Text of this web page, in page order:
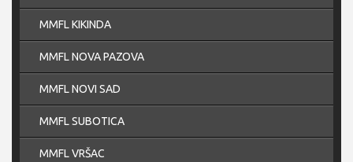
MMFL KIKINDA
MMFL NOVA PAZOVA
MMFL NOVI SAD
MMFL SUBOTICA
MMFL VRŠAC